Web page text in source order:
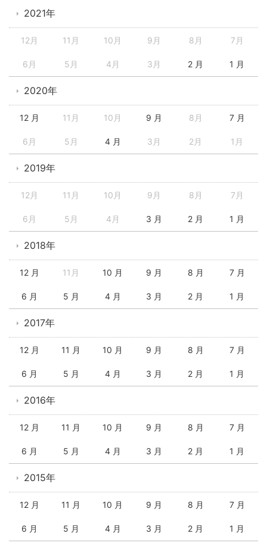
2021年
12月 11月 10月 9月 8月 7月
6月 5月 4月 3月 2 月 1 月
2020年
12 月 11月 10月 9 月 8月 7 月
6月 5月 4 月 3月 2月 1月
2019年
12月 11月 10月 9月 8月 7月
6月 5月 4月 3 月 2 月 1 月
2018年
12 月 11月 10 月 9 月 8 月 7 月
6 月 5 月 4 月 3 月 2 月 1 月
2017年
12 月 11 月 10 月 9 月 8 月 7 月
6 月 5 月 4 月 3 月 2 月 1 月
2016年
12 月 11 月 10 月 9 月 8 月 7 月
6 月 5 月 4 月 3 月 2 月 1 月
2015年
12 月 11 月 10 月 9 月 8 月 7 月
6 月 5 月 4 月 3 月 2 月 1 月